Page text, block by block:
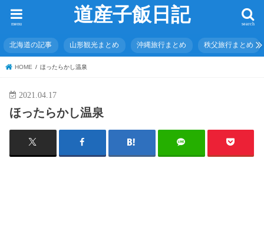
道産子飯日記 search
menu
北海道の記事 山形観光まとめ 沖縄旅行まとめ 秩父旅行まとめ
HOME ほったらかし温泉
2021.04.17
ほったらかし温泉